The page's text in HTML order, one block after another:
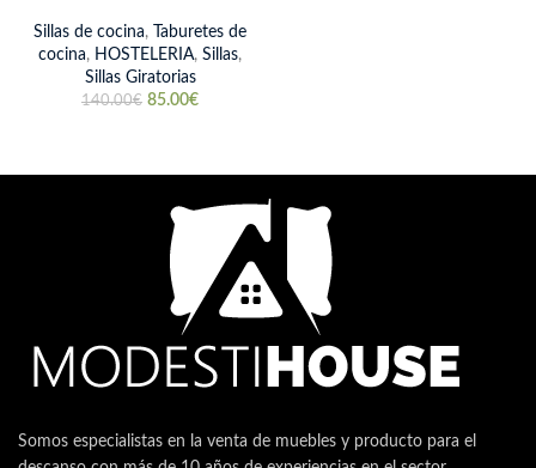
Sillas de cocina,
Taburetes de
cocina, HOSTELERIA, Sillas,
Sillas Giratorias
140.00€ 85.00€
Somos especialistas en la venta de muebles y producto para el